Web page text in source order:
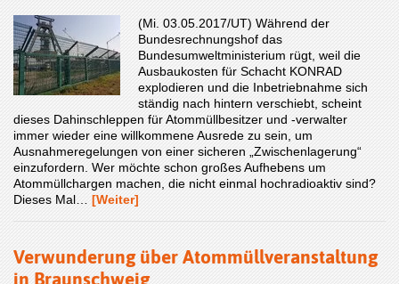
(Mi. 03.05.2017/UT) Während der
Bundesrechnungshof das
Bundesumweltministerium rügt, weil die
Ausbaukosten für Schacht KONRAD
explodieren und die Inbetriebnahme sich
ständig nach hintern verschiebt, scheint
dieses Dahinschleppen für Atommüllbesitzer und -verwalter
immer wieder eine willkommene Ausrede zu sein, um
Ausnahmeregelungen von einer sicheren „Zwischenlagerung“
einzufordern. Wer möchte schon großes Aufhebens um
Atommüllchargen machen, die nicht einmal hochradioaktiv sind?
Dieses Mal… [Weiter]
Verwunderung über Atommüllveranstaltung
in Braunschweig